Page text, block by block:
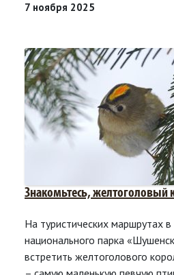
7 ноября 2025
Знакомьтесь, желтоголовый
На туристических маршрутах в
национального парка
встретить желтоголового